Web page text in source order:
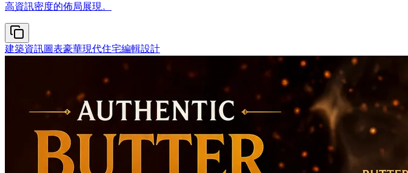
高資訊密度的佈局展現。
建築資訊圖表豪華現代住宅編輯設計